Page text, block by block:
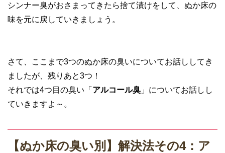
シンナー臭がおさまってきたら捨て漬けをして、ぬか床の
味を元に戻していきましょう。
さて、ここまで3つのぬか床の臭いについてお話ししてき
ましたが、残りあと3つ！
それでは4つ目の臭い「 アルコール臭 」についてお話しし
ていきますよ～。
【ぬか床の臭い別】解決法その4：ア